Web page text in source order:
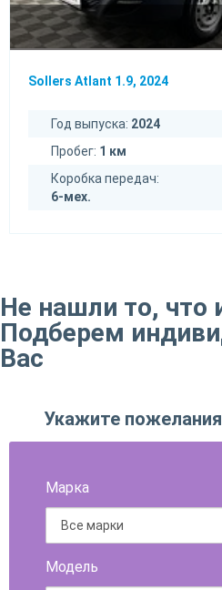
Sollers Atlant 1.9, 2024
Год выпуска: 2024
Пробег: 1 км
Коробка передач:
6-мех.
Не нашли то, что
Подберем
Вас
Укажите
Марка
Модель